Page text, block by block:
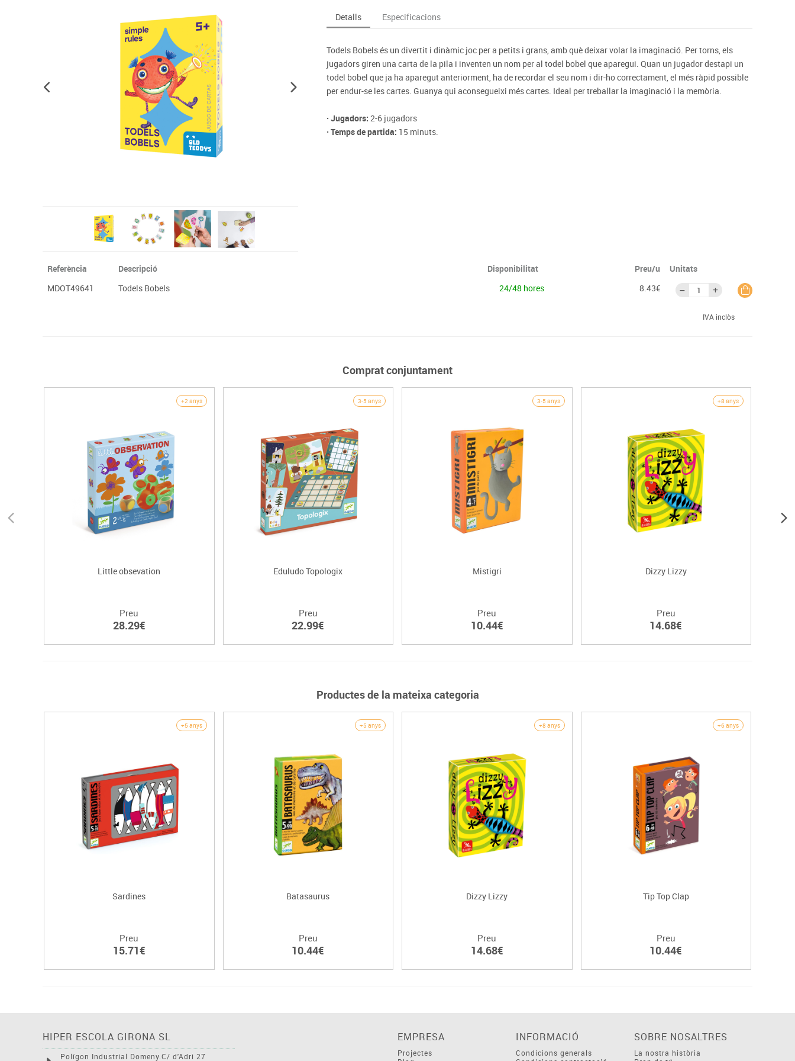
Plastificació, enquadernació i destrucció
Dibuix tècnic i artístic
Espais exteriors
Psicomotricitat
Jocs simbòlics
Monitors interactius
Videoprojecció
Taules escolars, abatibles i polivalents
Penjadors, prestatges i taquilles
Cadires, bancs i tamborets
Entrenament
Foam
Esports raqueta
Gimnàstica rítmica
Detalls Especificacions
Todels Bobels és un divertit i dinàmic joc per a petits i grans, amb què deixar volar la imaginació. Per torns, els
jugadors giren una carta de la pila i inventen un nom per al todel bobel que aparegui. Quan un jugador destapi un
todel bobel que ja ha aparegut anteriorment, ha de recordar el seu nom i dir-ho correctament, el més ràpid possible
per endur-se les cartes. Guanya qui aconsegueixi més cartes. Ideal per treballar la imaginació i la memòria.
· Jugadors: 2-6 jugadors
· Temps de partida: 15 minuts.
Referència Descripció Disponibilitat Preu/u
Unitats
MDOT49641
Todels Bobels 24/48 hores 8.43€
IVA inclòs
Comprat conjuntament
+2 anys
Little obsevation
Preu
28.29€
3-5 anys
Eduludo Topologix
Preu
22.99€
3-5 anys
Mistigri
Preu
10.44€
+8 anys
Dizzy Lizzy
Preu
14.68€
Productes de la mateixa categoria
+5 anys
Sardines
Preu
15.71€
+5 anys
Batasaurus
Preu
10.44€
+8 anys
Dizzy Lizzy
Preu
14.68€
+6 anys
Tip Top Clap
Preu
10.44€
HIPER ESCOLA GIRONA SL
Polígon Industrial Domeny.C/ d'Adri 27
EMPRESA
Projectes
INFORMACIÓ
Condicions generals
SOBRE NOSALTRES
La nostra història